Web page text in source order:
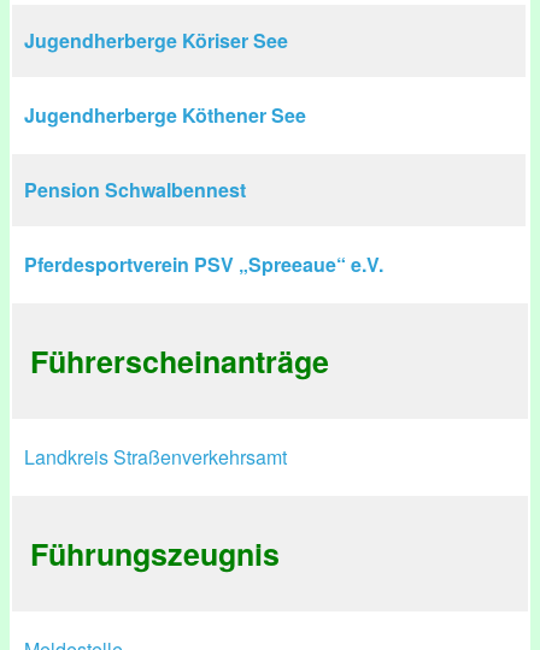
Jugendherberge Köriser See
Jugendherberge Köthener See
Pension Schwalbennest
Pferdesportverein PSV „Spreeaue“ e.V.
Führerscheinanträge
Landkreis Straßenverkehrsamt
Führungszeugnis